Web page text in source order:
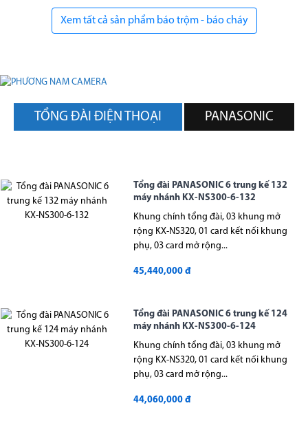
Xem tất cả sản phẩm báo trộm - báo cháy
TỔNG ĐÀI ĐIỆN THOẠI PANASONIC
Tổng đài PANASONIC 6 trung kế 132
máy nhánh KX-NS300-6-132
Khung chính tổng đài, 03 khung mở
rộng KX-NS320, 01 card kết nối khung
phụ, 03 card mở rộng...
45,440,000 đ
Tổng đài PANASONIC 6 trung kế 124
máy nhánh KX-NS300-6-124
Khung chính tổng đài, 03 khung mở
rộng KX-NS320, 01 card kết nối khung
phụ, 03 card mở rộng...
44,060,000 đ